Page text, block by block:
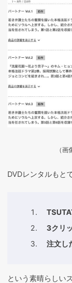
（
DVDレンタルもと
3クリ
注文し
という素晴らしい